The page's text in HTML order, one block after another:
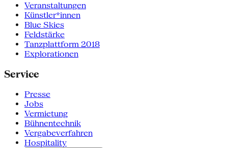
Veranstaltungen
Künstler*innen
Blue Skies
Feldstärke
Tanzplattform 2018
Explorationen
Service
Presse
Jobs
Vermietung
Bühnentechnik
Vergabeverfahren
Hospitality